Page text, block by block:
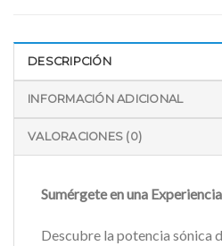
DESCRIPCIÓN
INFORMACIÓN ADICIONAL
VALORACIONES (0)
Sumérgete en una
Descubre la potencia sónica